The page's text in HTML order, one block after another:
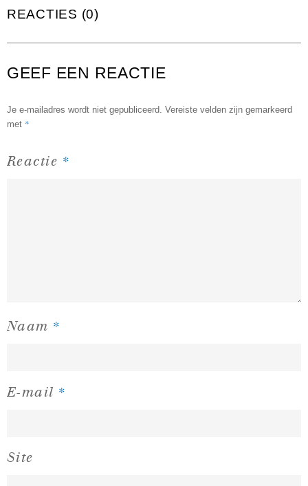
REACTIES (0)
GEEF EEN REACTIE
Je e-mailadres wordt niet gepubliceerd. Vereiste velden zijn gemarkeerd
met *
Reactie *
Naam *
E-mail *
Site